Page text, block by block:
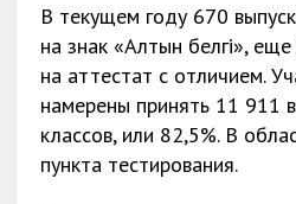
В текущем году 670
на знак «Алтын белгі»,
на аттестат с отличием.
намерены принять 11 911
классов, или 82,5%. В
пункта тестирования.